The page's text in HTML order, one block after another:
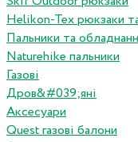
Helikon-Tex рюкзаки
Пальники та
Naturehike пальники
Газові
Дров&#039;яні
Аксесуари
Quest газові балони